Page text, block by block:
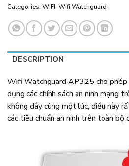
Categories: WIFI, Wifi Watchguard
DESCRIPTION
Wifi Watchguard AP325 cho phép
dụng các chính sách an ninh mạng
không dây cùng một lúc, điều này
các tiêu chuẩn an ninh trên toàn bộ